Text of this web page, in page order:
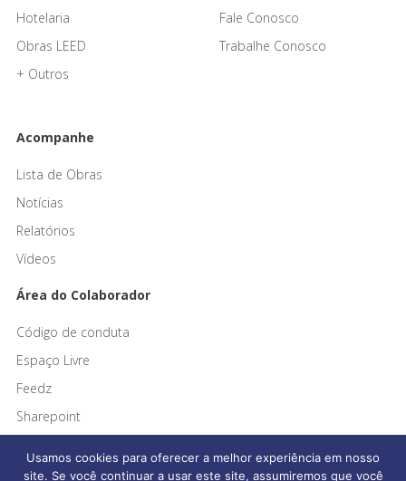
Hotelaria
Obras LEED
+ Outros
Fale Conosco
Trabalhe Conosco
Acompanhe
Lista de Obras
Notícias
Relatórios
Vídeos
Área do Colaborador
Código de conduta
Espaço Livre
Feedz
Sharepoint
Usamos cookies para oferecer a melhor experiência em nosso
site. Se você continuar a usar este site, assumiremos que você